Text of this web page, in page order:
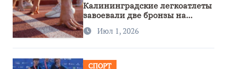
Калининградские легкоатлеты
завоевали две бронзы на
первенстве России
Июл 1, 2026
СПОРТ